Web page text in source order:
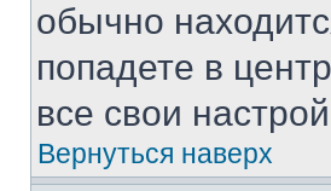
обычно
попадете в
все свои
Вернуться наверх